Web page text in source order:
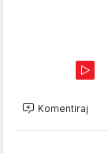
Komentiraj